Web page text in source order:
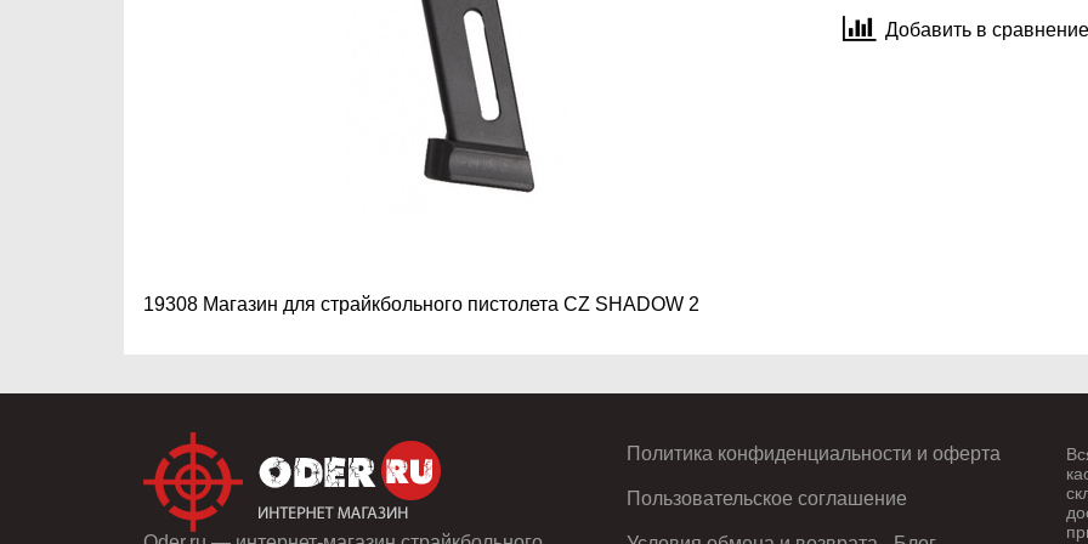
Добавить в сравнение
19308 Магазин для страйкбольного пистолета CZ SHADOW 2
Политика конфиденциальности и оферта
Пользовательское соглашение